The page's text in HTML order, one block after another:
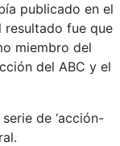
publicado en el
resultado fue que
miembro del
del ABC y el
de ‘acción-